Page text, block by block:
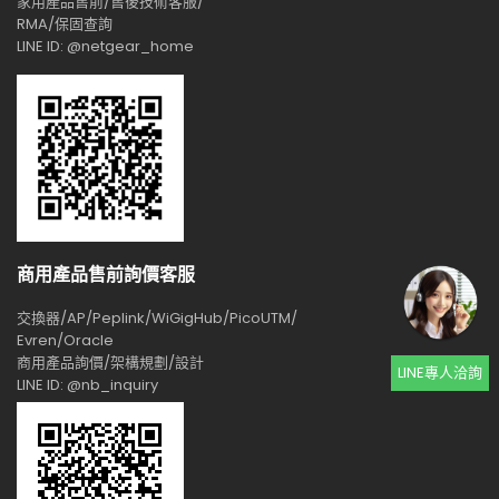
RMA/保固查詢
LINE ID: @netgear_home
商用產品售前詢價客服
交換器/AP/Peplink/WiGigHub/PicoUTM/
Evren/Oracle
商用產品詢價/架構規劃/設計
LINE ID: @nb_inquiry
LINE專人洽詢